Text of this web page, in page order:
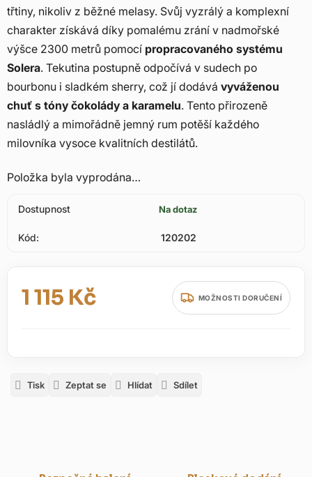
třtiny, nikoliv z běžné melasy. Svůj vyzrálý a komplexní
charakter získává díky pomalému zrání v nadmořské
výšce 2300 metrů pomocí propracovaného systému
Solera. Tekutina postupně odpočívá v sudech po
bourbonu i sladkém sherry, což jí dodává vyváženou
chuť s tóny čokolády a karamelu. Tento přirozeně
nasládlý a mimořádně jemný rum potěší každého
milovníka vysoce kvalitních destilátů.
Položka byla vyprodána…
Dostupnost Na dotaz
Kód: 120202
1 115 Kč
Měrná cena:
MOŽNOSTI DORUČENÍ
Tisk Zeptat se Hlídat Sdílet